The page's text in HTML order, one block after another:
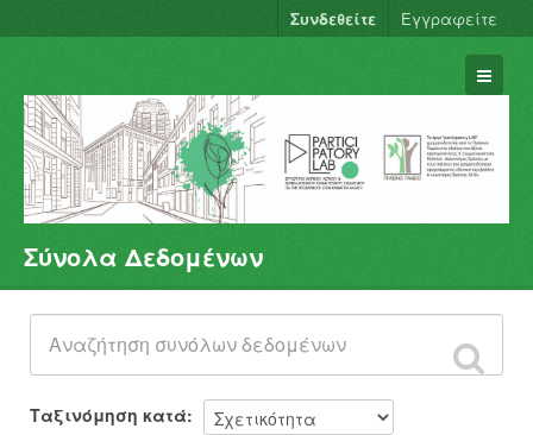
Συνδεθείτε Εγγραφείτε
Σύνολα Δεδομένων
Φορείς
Ομάδες
Σχετικά
Σύνολα Δεδομένων
Ταξινόμηση κατά